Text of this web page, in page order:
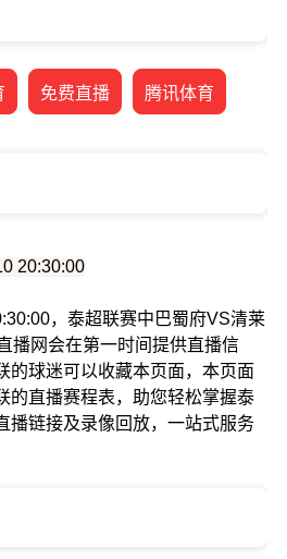
免费直播 腾讯体育
20:30:00
，泰超联赛中巴蜀府VS清莱
播网会在第一时间提供直播信
的球迷可以收藏本页面，本页面
的直播赛程表，助您轻松掌握泰
播链接及录像回放，一站式服务